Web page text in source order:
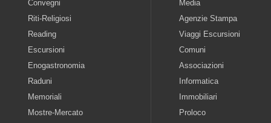
Convegni
Riti-Religiosi
Reading
Escursioni
Enogastronomia
Raduni
Memoriali
Mostre-Mercato
Media
Agenzie Stampa
Viaggi Escursioni
Comuni
Associazioni
Informatica
Immobiliari
Proloco